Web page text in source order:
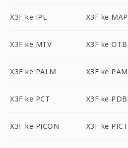
X3F ke IPL X3F ke MAP
X3F ke MTV X3F ke OTB
X3F ke PALM X3F ke PAM
X3F ke PCT X3F ke PDB
X3F ke PICON X3F ke PICT